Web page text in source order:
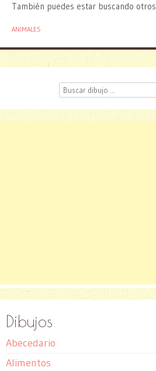
También puedes estar buscando otros
ANIMALES
Buscar
Dibujos
Abecedario
Alimentos